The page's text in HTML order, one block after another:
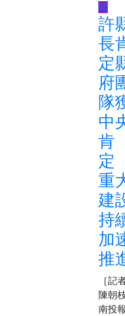
聞
許
長
定
府
隊
中
肯
重
建
持
加
推
［記
陳朝
南投